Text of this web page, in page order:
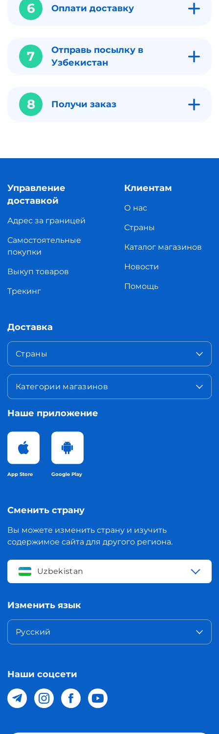
6 Оплати доставку
7
Отправь посылку в
Узбекистан
8 Получи заказ
Управление
доставкой
Адрес за границей
Самостоятельные
покупки
Выкуп товаров
Трекинг
Клиентам
О нас
Страны
Каталог магазинов
Новости
Помощь
Доставка
Страны
Категории магазинов
Наше приложение
App Store Google Play
Сменить страну
Вы можете изменить страну и изучить
содержимое сайта для другого региона.
Uzbekistan
Изменить язык
Русский
Наши соцсети